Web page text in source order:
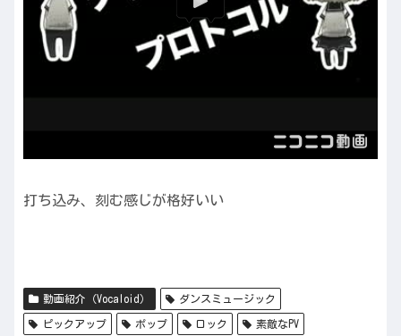
打ち込み、刻む感じが格好いい
動画紹介（Vocaloid） ダンスミュージック
ピックアップ ポップ ロック 素敵なPV